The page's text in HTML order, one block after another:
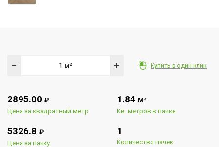
Купить в один клик
− +
2895.00 ₽
Цена за квадратный метр
1.84 М²
Кв. метров в пачке
5326.8 ₽
Цена за пачку
1
Количество пачек